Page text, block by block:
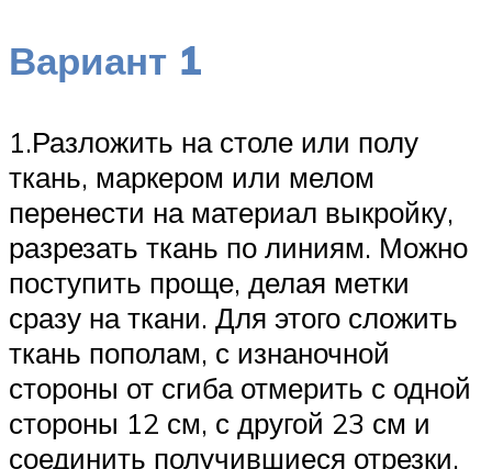
Вариант 1
1.Разложить на столе или полу
ткань, маркером или мелом
перенести на материал выкройку,
разрезать ткань по линиям. Можно
поступить проще, делая метки
сразу на ткани. Для этого сложить
ткань пополам, с изнаночной
стороны от сгиба отмерить с одной
стороны 12 см, с другой 23 см и
соединить получившиеся отрезки.